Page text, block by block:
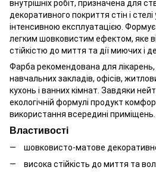
внутрішніх робіт, призначена для
декоративного покриття стін і
інтенсивною експлуатацією.
легким шовковистим ефектом, яке
стійкістю до миття та дії миючих і
Фарба рекомендована для лікарень,
навчальних закладів, офісів,
кухонь і ванних кімнат. Завдяки
екологічній формулі продукт
використання всередині приміщень.
Властивості
шовковисто-матове
висока стійкість до миття та